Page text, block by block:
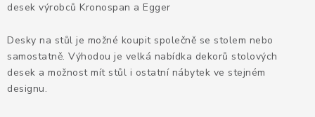
KANCELÁŘSKÉ PSACÍ STOLY
NOHY KE STOLU A PODNOŽE
desek výrobců Kronospan a Egger
Desky na stůl je možné koupit společně se stolem nebo
samostatně. Výhodou je velká nabídka dekorů stolových
desek a možnost mít stůl i ostatní nábytek ve stejném
designu.